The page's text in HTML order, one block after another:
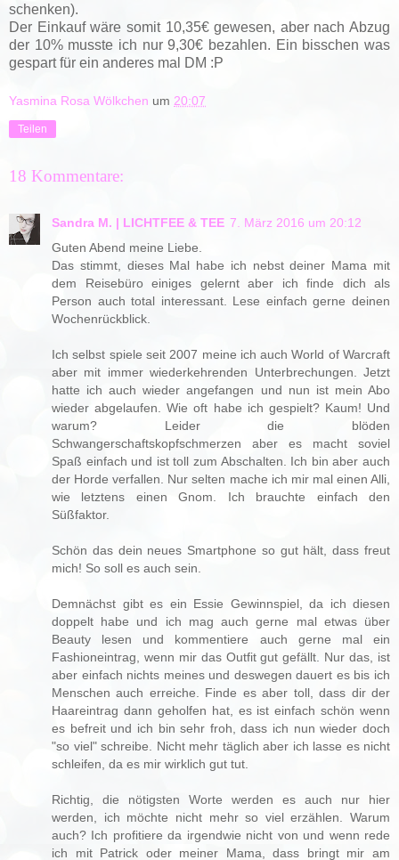
schenken).
Der Einkauf wäre somit 10,35€ gewesen, aber nach Abzug
der 10% musste ich nur 9,30€ bezahlen. Ein bisschen was
gespart für ein anderes mal DM :P
Yasmina Rosa Wölkchen um 20:07
Teilen
18 Kommentare:
Sandra M. | LICHTFEE & TEE 7. März 2016 um 20:12
Guten Abend meine Liebe.
Das stimmt, dieses Mal habe ich nebst deiner Mama mit
dem Reisebüro einiges gelernt aber ich finde dich als
Person auch total interessant. Lese einfach gerne deinen
Wochenrückblick.
Ich selbst spiele seit 2007 meine ich auch World of Warcraft
aber mit immer wiederkehrenden Unterbrechungen. Jetzt
hatte ich auch wieder angefangen und nun ist mein Abo
wieder abgelaufen. Wie oft habe ich gespielt? Kaum! Und
warum? Leider die blöden
Schwangerschaftskopfschmerzen aber es macht soviel
Spaß einfach und ist toll zum Abschalten. Ich bin aber auch
der Horde verfallen. Nur selten mache ich mir mal einen Alli,
wie letztens einen Gnom. Ich brauchte einfach den
Süßfaktor.
Schön das dein neues Smartphone so gut hält, dass freut
mich! So soll es auch sein.
Demnächst gibt es ein Essie Gewinnspiel, da ich diesen
doppelt habe und ich mag auch gerne mal etwas über
Beauty lesen und kommentiere auch gerne mal ein
Fashioneintrag, wenn mir das Outfit gut gefällt. Nur das, ist
aber einfach nichts meines und deswegen dauert es bis ich
Menschen auch erreiche. Finde es aber toll, dass dir der
Haareintrag dann geholfen hat, es ist einfach schön wenn
es befreit und ich bin sehr froh, dass ich nun wieder doch
"so viel" schreibe. Nicht mehr täglich aber ich lasse es nicht
schleifen, da es mir wirklich gut tut.
Richtig, die nötigsten Worte werden es auch nur hier
werden, ich möchte nicht mehr so viel erzählen. Warum
auch? Ich profitiere da irgendwie nicht von und wenn rede
ich mit Patrick oder meiner Mama, dass bringt mir am